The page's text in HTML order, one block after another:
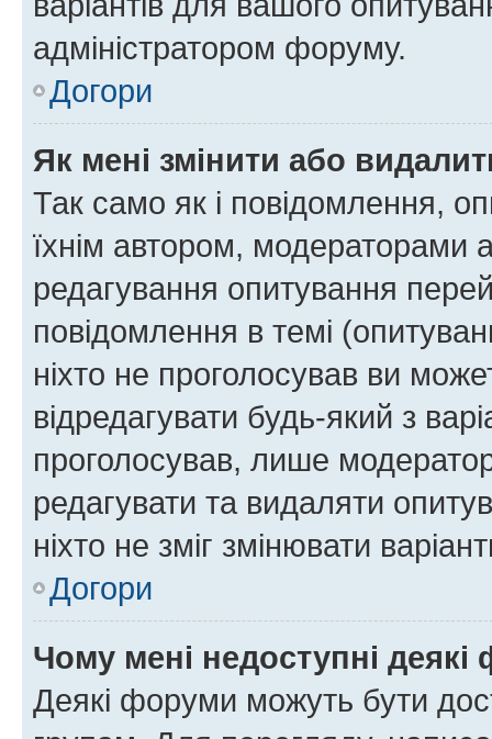
адміністратором форуму.
Догори
Як мені змінити або
Так само як і повідомлення,
їхнім автором, модераторами
редагування опитування
повідомлення в темі
ніхто не проголосував ви
відредагувати будь-який з
проголосував, лише
редагувати та видаляти
ніхто не зміг змінювати
Догори
Чому мені недоступні
Деякі форуми можуть бути